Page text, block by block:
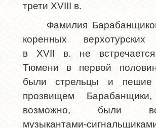
трети XVIII в.
Фамилия
коренных
в XVII в. не
Тюмени в первой
были стрельцы и пешие
прозвищем
возможно, были
музыкантами-